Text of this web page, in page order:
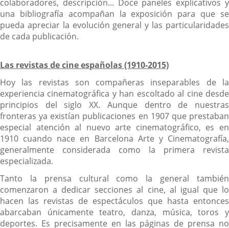
colaboradores, descripción... Doce paneles explicativos y
una bibliografía acompañan la exposición para que se
pueda apreciar la evolución general y las particularidades
de cada publicación.
Las revistas de cine españolas (1910-2015)
Hoy las revistas son compañeras inseparables de la
experiencia cinematográfica y han escoltado al cine desde
principios del siglo XX. Aunque dentro de nuestras
fronteras ya existían publicaciones en 1907 que prestaban
especial atención al nuevo arte cinematográfico, es en
1910 cuando nace en Barcelona Arte y Cinematografía,
generalmente considerada como la primera revista
especializada.
Tanto la prensa cultural como la general también
comenzaron a dedicar secciones al cine, al igual que lo
hacen las revistas de espectáculos que hasta entonces
abarcaban únicamente teatro, danza, música, toros y
deportes. Es precisamente en las páginas de prensa no